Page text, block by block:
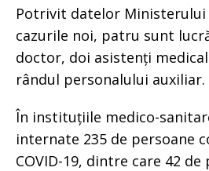
Potrivit datelor Ministerului
cazurile noi, patru sunt
doctor, doi asistenți
rândul personalului auxiliar.
În instituțiile medico-
internate 235 de persoane
COVID-19, dintre care 42